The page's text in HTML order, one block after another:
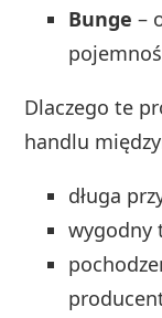
Bunge –
Dlaczego te
handlu
długa
wygodny